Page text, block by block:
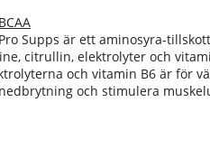
Supps är ett aminosyra-
citrullin, elektrolyter och
och vitamin B6 är för
och stimulera